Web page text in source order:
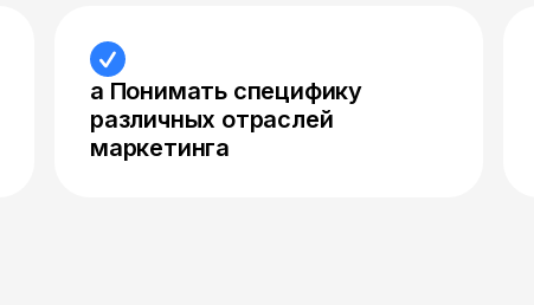
а Понимать специфику
различных отраслей
маркетинга